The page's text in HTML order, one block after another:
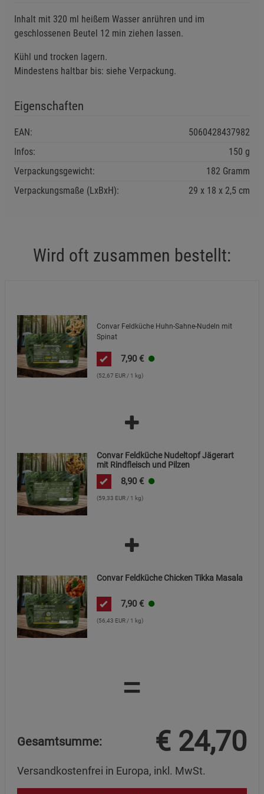
Inhalt mit 320 ml heißem Wasser anrühren und im
geschlossenen Beutel 12 min ziehen lassen.
Kühl und trocken lagern.
Mindestens haltbar bis: siehe Verpackung.
Eigenschaften
EAN:
5060428437982
Infos:
150 g
Verpackungsgewicht:
182 Gramm
Verpackungsmaße (LxBxH):
29 18 2,5 cm
Wird oft zusammen bestellt:
Convar Feldküche Huhn-Sahne-Nudeln mit
Spinat
7,90 €
(52,67 EUR / 1 kg)
Convar Feldküche Nudeltopf Jägerart
mit Rindfleisch und Pilzen
8,90 €
(59,33 EUR / 1 kg)
Convar Feldküche Chicken Tikka Masala
7,90 €
(56,43 EUR / 1 kg)
=
Gesamtsumme: € 24,70
Versandkostenfrei in Europa, inkl. MwSt.
Notwendige Cookies (5)
Beschreibung Notwendige Cookies
Funktionale Cookies (1)
Statistik Cookies (2) Statistik Cookies
Datenschutzerklärung Impressum